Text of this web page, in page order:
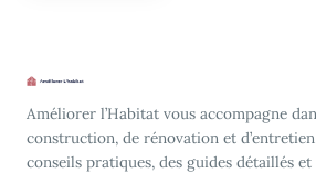
Améliorer l’Habitat vous accompagne
construction, de rénovation et
conseils pratiques, des guides détaillés